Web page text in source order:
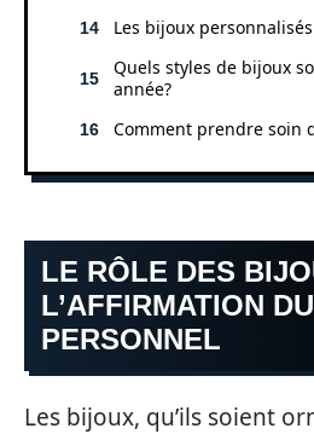
Les bijoux
Quels styles de bijoux
année?
Comment prendre soin
LE RÔLE DES
L’AFFIRMATION
PERSONNEL
Les bijoux, qu’ils soient